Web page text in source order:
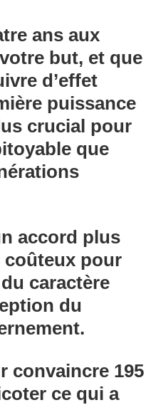
ans aux
but, et que
d’effet
puissance
crucial pour
que
accord plus
coûteux pour
caractère
du
convaincre 195
ce qui a